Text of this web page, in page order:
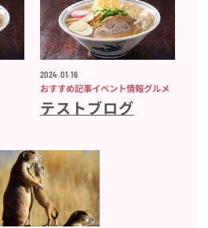
2024.01.16
おすすめ記事イベント情報グルメ
テストブログ